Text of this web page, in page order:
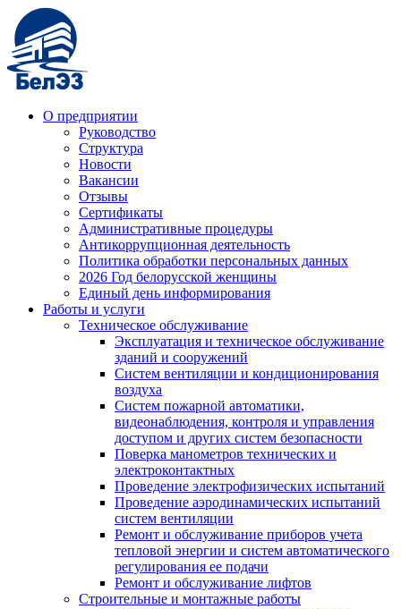
О предприятии
Руководство
Структура
Новости
Вакансии
Отзывы
Сертификаты
Административные процедуры
Антикоррупционная деятельность
Политика обработки персональных данных
2026 Год белорусской женщины
Единый день информирования
Работы и услуги
Техническое обслуживание
Эксплуатация и техническое обслуживание
зданий и сооружений
Систем вентиляции и кондиционирования
воздуха
Систем пожарной автоматики,
видеонаблюдения, контроля и управления
доступом и других систем безопасности
Поверка манометров технических и
электроконтактных
Проведение электрофизических испытаний
Проведение аэродинамических испытаний
систем вентиляции
Ремонт и обслуживание приборов учета
тепловой энергии и систем автоматического
регулирования ее подачи
Ремонт и обслуживание лифтов
Строительные и монтажные работы